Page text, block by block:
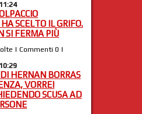
SCELTO IL GRIFO.
SI FERMA PIÙ
| Commenti 0 |
HERNAN BORRAS
VORREI
SCUSA AD